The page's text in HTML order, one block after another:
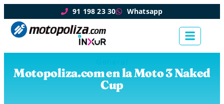
91 198 23 30 Whatsapp
Motopoliza.com en la Moto 3 Naked
Cup